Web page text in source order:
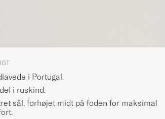
i Portugal.
i ruskind.
sål, forhøjet midt på foden for maksimal